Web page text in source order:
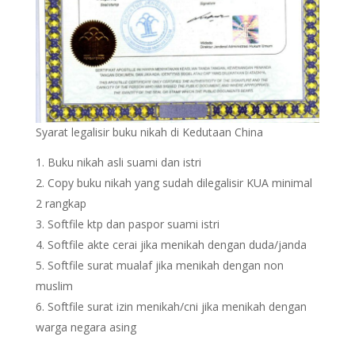
Syarat legalisir buku nikah di Kedutaan China
Buku nikah asli suami dan istri
Copy buku nikah yang sudah dilegalisir KUA minimal
2 rangkap
Softfile ktp dan paspor suami istri
Softfile akte cerai jika menikah dengan duda/janda
Softfile surat mualaf jika menikah dengan non
muslim
Softfile surat izin menikah/cni jika menikah dengan
warga negara asing